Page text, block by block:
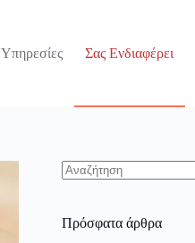
Υπηρεσίες Σας Ενδιαφέρει
Πρόσφατα άρθρα